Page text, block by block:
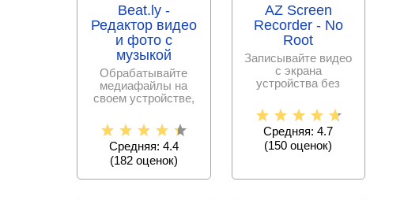
Beat.ly -
Редактор видео
и фото с
музыкой
Обрабатывайте
медиафайлы на
своем устройстве,
музыкальное
Средняя: 4.4
(182оценок)
AZ Screen
Recorder - No
Root
Записывайте видео
с экрана
устройства без
хорошем качестве.
Снимайте
Средняя: 4.7
(150 оценок)